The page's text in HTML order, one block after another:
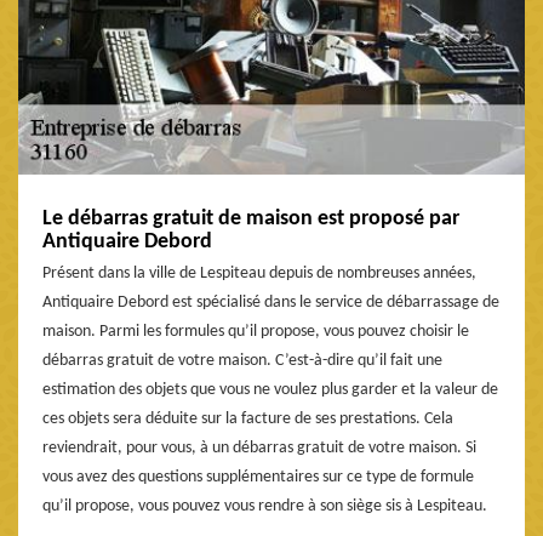
Le débarras gratuit de maison est proposé par
Antiquaire Debord
Présent dans la ville de Lespiteau depuis de nombreuses années,
Antiquaire Debord est spécialisé dans le service de débarrassage de
maison. Parmi les formules qu’il propose, vous pouvez choisir le
débarras gratuit de votre maison. C’est-à-dire qu’il fait une
estimation des objets que vous ne voulez plus garder et la valeur de
ces objets sera déduite sur la facture de ses prestations. Cela
reviendrait, pour vous, à un débarras gratuit de votre maison. Si
vous avez des questions supplémentaires sur ce type de formule
qu’il propose, vous pouvez vous rendre à son siège sis à Lespiteau.